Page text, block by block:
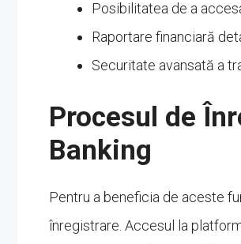
Posibilitatea de a
Raportare financiară
Securitate avansată a
Procesul de
Banking
Pentru a beneficia de aceste
înregistrare. Accesul la